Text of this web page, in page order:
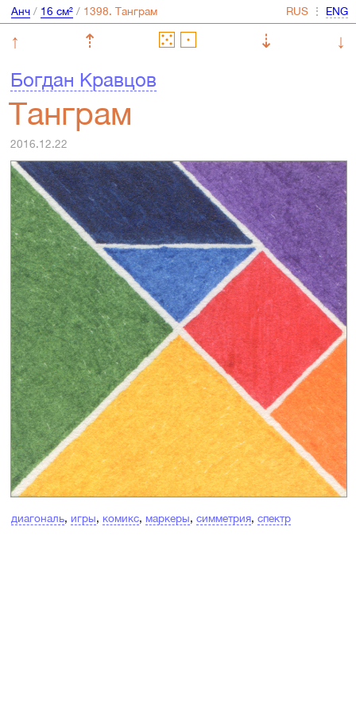
Анч/ 16 см²/ ⋮
↑ ⇡ ⇣
↓
Богдан Кравцов
Танграм
2016.12.22
диагональ, игры, комикс, маркеры, симметрия, спектр